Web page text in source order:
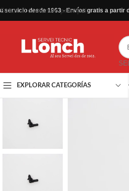
Saltar al contenido principal
servicio desde 1963 - Envíos gratis a partir
EXPLORAR CATEGORÍAS